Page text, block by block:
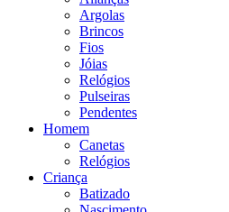
Argolas
Brincos
Fios
Jóias
Relógios
Pulseiras
Pendentes
Homem
Canetas
Relógios
Criança
Batizado